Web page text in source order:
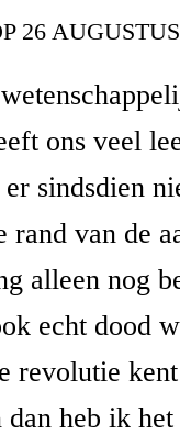
26
ons veel
er sindsdien
rand van de
alleen nog
echt dood
revolutie
heb ik